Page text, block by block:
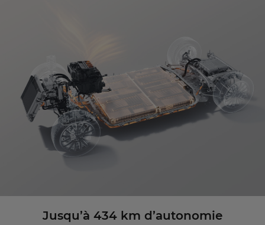
Jusqu’à 434 km d’autonomie